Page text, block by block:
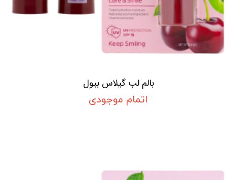
بالم لب گیلاس بیول
اتمام موجودی